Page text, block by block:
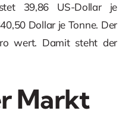
39,86 US-Dollar je
Dollar je Tonne. Der
wert. Damit steht der
Markt